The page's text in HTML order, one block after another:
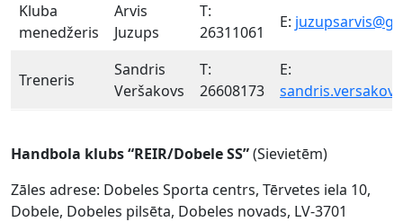
Kluba
menedžeris
Arvis
Juzups
T:
26311061
E:
Treneris
Sandris
Veršakovs
T:
26608173
E:
Handbola klubs “REIR/Dobele SS”(Sievietēm)
Zāles adrese: Dobeles Sporta centrs, Tērvetes iela 10,
Dobele, Dobeles pilsēta, Dobeles novads, LV-3701